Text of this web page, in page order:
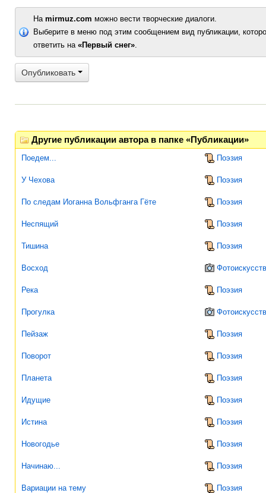
На mirmuz.com можно вести творческие диалоги.
Выберите в меню под этим сообщением вид публикации,
ответить на «Первый снег».
Опубликовать
Другие публикации автора в папке «Публикации»
Поедем... Поэзия
У Чехова Поэзия
По следам Иоганна Вольфганга Гёте Поэзия
Неспящий Поэзия
Тишина Поэзия
Восход
Река Поэзия
Прогулка
Пейзаж Поэзия
Поворот Поэзия
Планета Поэзия
Идущие Поэзия
Истина Поэзия
Новогодье Поэзия
Начинаю... Поэзия
Вариации на тему Поэзия